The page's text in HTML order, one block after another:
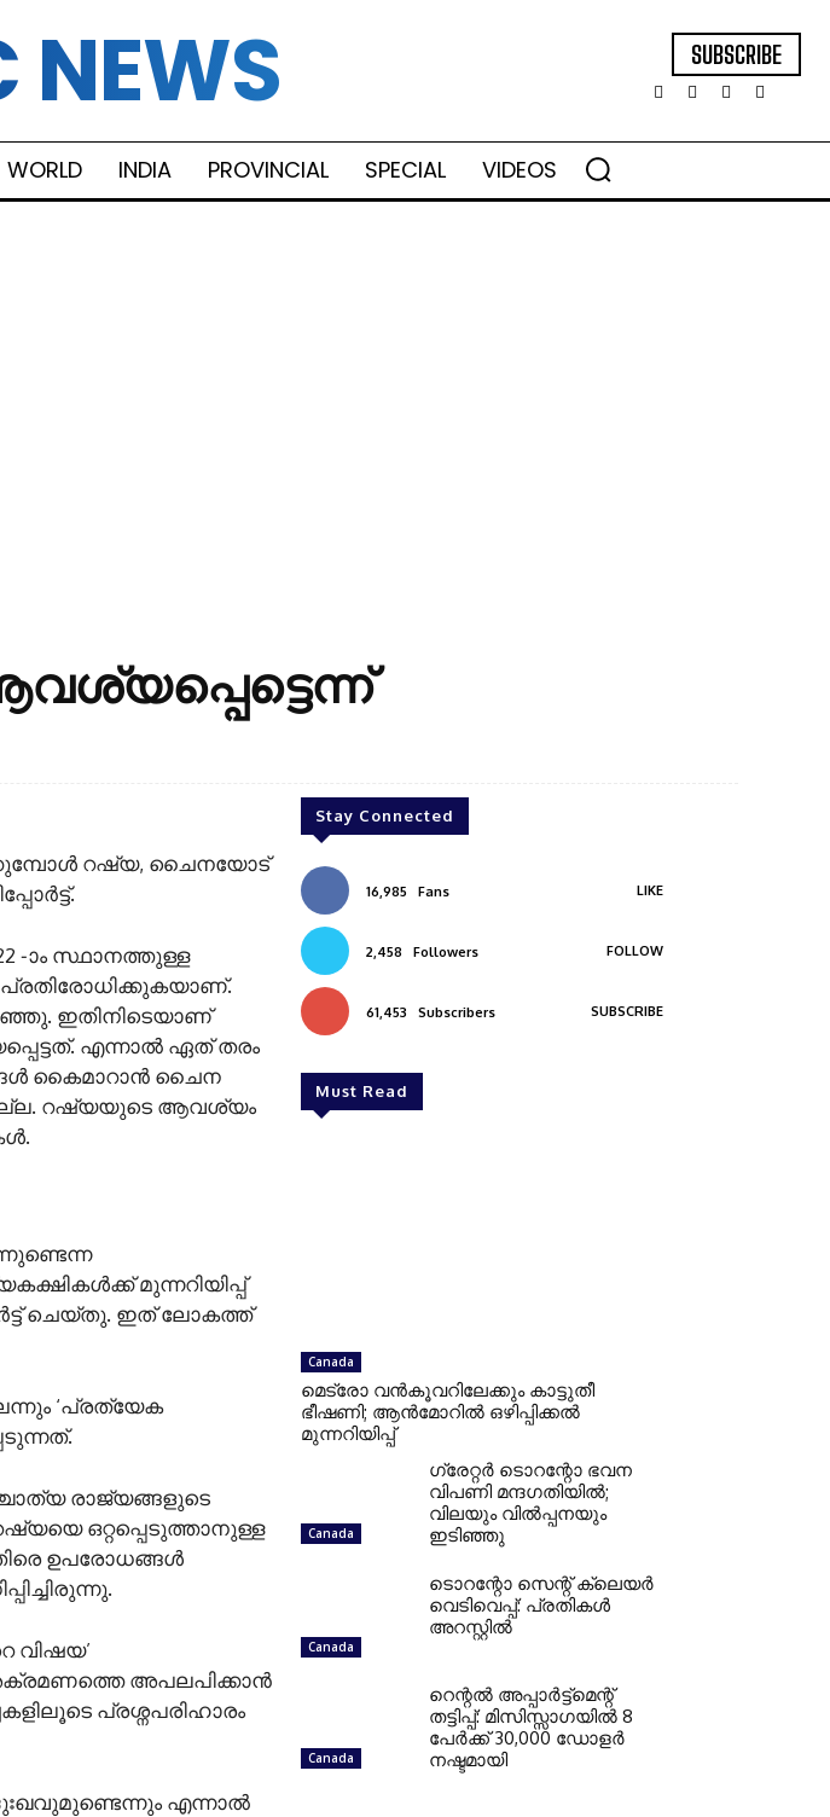
NEWS SUBSCRIBE
WORLD INDIA PROVINCIAL SPECIAL VIDEOS
റഷ്യ, ചൈനയോട്
-ാം സ്ഥാനത്തുള്ള
ഇതിനിടെയാണ്
എന്നാല്‍ ഏത് തരം
കൈമാറാന്‍ ചൈന
റഷ്യയുടെ ആവശ്യം
മുന്നറിയിപ്പ്
ചെയ്തു. ഇത് ലോകത്ത്
‘പ്രത്യേക
രാജ്യങ്ങളുടെ
ഒറ്റപ്പെടുത്താനുള്ള
ഉപരോധങ്ങള്‍
വിഷയ’
അപലപിക്കാന്‍
പ്രശ്നപരിഹാരം
എന്നാല്‍
Stay Connected
16,985 Fans LIKE
2,458 Followers FOLLOW
61,453 Subscribers SUBSCRIBE
Must Read
Canada
മെട്രോ വൻകൂവറിലേക്കും കാട്ടുതീ
ഭീഷണി; ആൻമോറിൽ ഒഴിപ്പിക്കൽ
മുന്നറിയിപ്പ്
Canada
ഗ്രേറ്റര്‍ ടൊറന്റോ ഭവന
വിപണി മന്ദഗതിയില്‍;
വിലയും വില്‍പ്പനയും
ഇടിഞ്ഞു
Canada
ടൊറന്റോ സെന്റ് ക്ലെയര്‍
വെടിവെപ്പ്: പ്രതികള്‍
അറസ്റ്റില്‍
Canada
റെന്റല്‍ അപ്പാര്‍ട്ട്‌മെന്റ്
തട്ടിപ്പ്: മിസിസ്സാഗയില്‍ 8
പേര്‍ക്ക് 30,000 ഡോളര്‍
നഷ്ടമായി